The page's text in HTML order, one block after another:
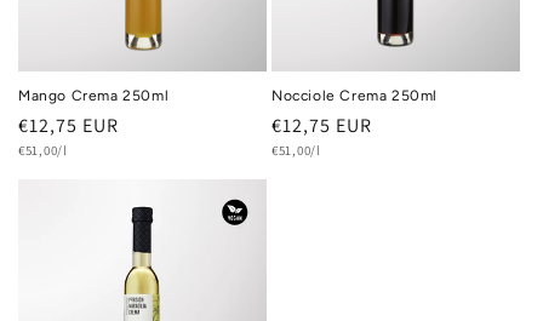
Mango Crema 250ml
Normaler
Preis
€12,75 EUR
Grundpreis
€51,00/l
Nocciole Crema 250ml
Normaler
Preis
€12,75 EUR
Grundpreis
€51,00/l